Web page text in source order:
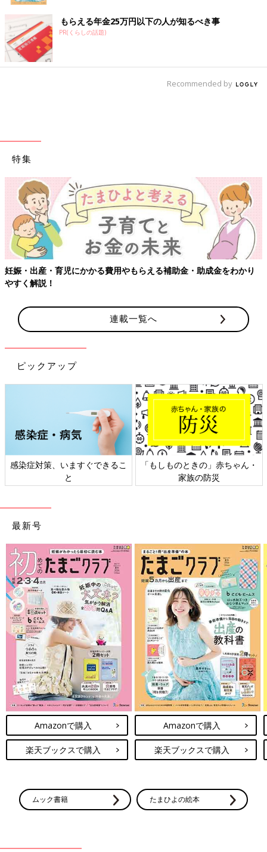
もらえる年金25万円以下の人が知るべき事
PR(くらしの話題)
Recommended by
特集
妊娠・出産・育児にかかる費用やもらえる補助金・助成金をわかり
やすく解説！
連載一覧へ
ピックアップ
感染症対策、いますぐできるこ
と
「もしものときの」赤ちゃん・
家族の防災
最新号
Amazonで購入
楽天ブックスで購入
Amazonで購入
楽天ブックスで購入
ムック書籍 たまひよの絵本